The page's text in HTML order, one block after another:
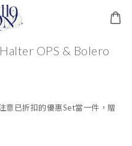
OPS & Bolero
意已折扣的優惠Set當一件，贈